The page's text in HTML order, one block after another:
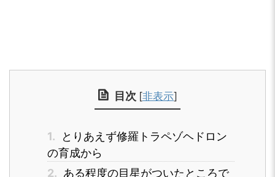
目次 [非表示]
1.
とりあえず修羅トラペゾヘドロン
の育成から
2. ある程度の目星がついたところで